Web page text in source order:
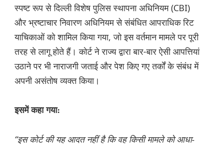
स्पष्ट रूप से दिल्ली विशेष पुलिस स्थापना अधिनियम (CBI)
और भ्रष्टाचार निवारण अधिनियम से संबंधित आपराधिक रिट
याचिकाओं को शामिल किया गया, जो इस वर्तमान मामले पर पूरी
तरह से लागू होते हैं। कोर्ट ने राज्य द्वारा बार-बार ऐसी आपत्तियां
उठाने पर भी नाराजगी जताई और पेश किए गए तर्कों के संबंध में
अपनी असंतोष व्यक्त किया।
इसमें कहा गया:
“इस कोर्ट की यह आदत नहीं है कि वह किसी मामले को आधा-